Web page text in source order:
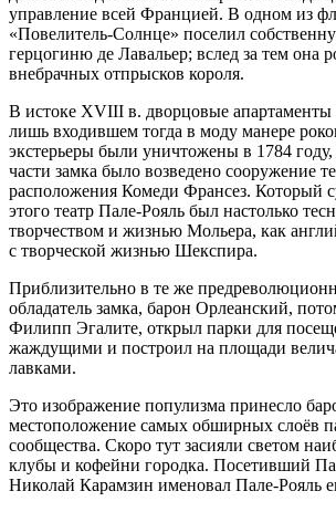
управление всей Францией. В одном из
«Повелитель-Солнце» поселил
герцогиню де Лавальер; вслед за тем она
внебрачных отпрысков короля.
В истоке XVIII в. дворцовые
лишь входившем тогда в моду манере
экстерьеры были уничтожены в 1784 году,
части замка было возведено сооружение
расположения Комеди Франсез. Который
этого театр Пале-Рояль был настолько
творчеством и жизнью Мольера, как
с творческой жизнью Шекспира.
Приблизительно в те же
обладатель замка, барон Орлеанский,
Филипп Эгалите, открыл парки для
жаждущими и построил на площади
лавками.
Это изображение популизма принесло
местоположение самых обширных слоёв
сообщества. Скоро тут засияли светом
клубы и кофейни городка. Посетивший
Николай Карамзин именовал Пале-Рояль